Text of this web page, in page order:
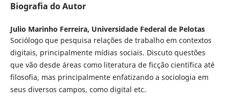
Biografia do Autor
Julio Marinho Ferreira, Universidade Federal de Pelotas
Sociólogo que pesquisa relações de trabalho em contextos
digitais, principalmente mídias sociais. Discuto questões
que vão desde áreas como literatura de ficção científica até
filosofia, mas principalmente enfatizando a sociologia em
seus diversos campos, como digital etc.